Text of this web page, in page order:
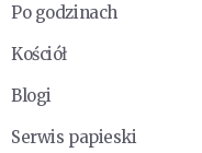
Po godzinach
Kościół
Blogi
Serwis papieski